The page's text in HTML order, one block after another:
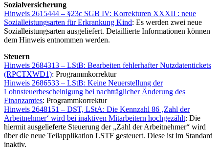
Sozialversicherung
Hinweis 2615444 – §23c SGB IV: Korrekturen XXXII : neue
Sozialleistungsarten für Erkrankung Kind: Es werden zwei neue
Sozialleistungsarten ausgeliefert. Detaillierte Informationen können
dem Hinweis entnommen werden.
Steuern
Hinweis 2684313 – LStB: Bearbeiten fehlerhafter Nutzdatentickets
(RPCTXWD1): Programmkorrektur
Hinweis 2686533 – LStB: Keine Neuerstellung der
Lohnsteuerbescheinigung bei nachträglicher Änderung des
Finanzamtes: Programmkorrektur
Hinweis 2648151 – DST, LStA: Die Kennzahl 86 ‚Zahl der
Arbeitnehmer‘ wird bei inaktiven Mitarbeitern hochgezählt: Die
hiermit ausgelieferte Steuerung der „Zahl der Arbeitnehmer“ wird
über die neue Teilapplikation LSTF gesteuert. Diese ist im Standard
inaktiv.